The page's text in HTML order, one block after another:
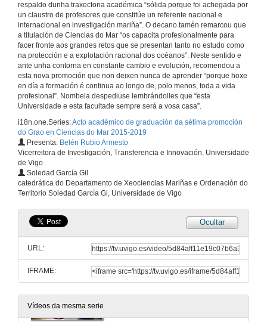
respaldo dunha traxectoria académica “sólida porque foi achegada por
un claustro de profesores que constitúe un referente nacional e
internacional en investigación mariña”. O decano tamén remarcou que
a titulación de Ciencias do Mar “os capacita profesionalmente para
facer fronte aos grandes retos que se presentan tanto no estudo como
na protección e a explotación racional dos océanos”. Neste sentido e
ante unha contorna en constante cambio e evolución, recomendou a
esta nova promoción que non deixen nunca de aprender “porque hoxe
en día a formación é continua ao longo de, polo menos, toda a vida
profesional”. Nombela despediuse lembrándolles que “esta
Universidade e esta facultade sempre será a vosa casa”.
i18n.one.Series:Acto académico de graduación da sétima promoción
do Grao en Ciencias do Mar 2015-2019
Presenta: Belén Rubio Armesto
Vicerreitora de Investigación, Transferencia e Innovación, Universidade
de Vigo
Soledad García Gil
catedrática do Departamento de Xeociencias Mariñas e Ordenación do
Territorio Soledad García Gi, Universidade de Vigo
Ocultar
URL:
IFRAME:
Vídeos da mesma serie
Acto académico de graduación da sétima promoción do Grao en Ciencias do Mar 2015-2019
Acto Completo
7 de xuño de 2019
Actuación Musical del grupo Ventoleira
7 de xuño de 2019
7 de xuño de 2019
Intervención de Abel Caballero, Alcalde de Vigo
7 de xuño de 2019
Intervención de Jorge de los Bueis, presidente da Asociación de Oceanógrafos de Galicia